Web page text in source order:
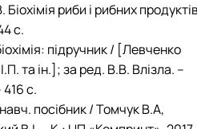
риби і рибних
с.
підручник / [Левченко
та ін.]; за ред. В.В. Влізла. –
с.
посібник / Томчук В.А,